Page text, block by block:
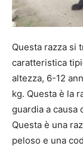
Questa razza si
caratteristica
altezza, 6-12
kg. Questa è la
guardia a causa
Questa è una
peloso e una